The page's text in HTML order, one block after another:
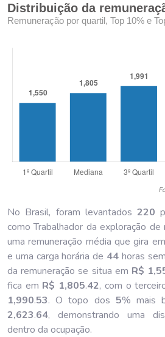
Distribuição da
Remuneração por quartil, Top 10% e
No Brasil, foram levantados220
como Trabalhador da exploração
uma remuneração média que gira
e uma carga horária de 44 horas
da remuneração se situa em R$
fica em R$ 1,805.42, com o
1,990.53. O topo dos 5% mais
2,623.64, demonstrando uma
dentro da ocupação.